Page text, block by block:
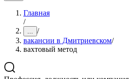
Главная
/
... /
вакансии в Дмитриевском/
вахтовый метод